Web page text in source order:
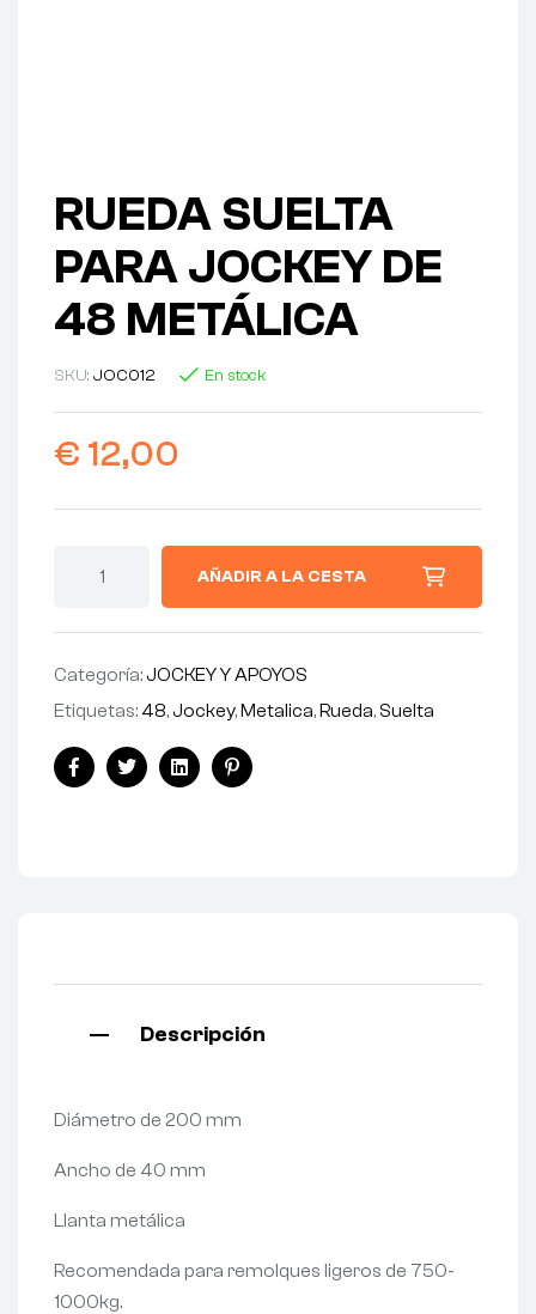
RUEDA SUELTA
PARA JOCKEY DE
48 METÁLICA
SKU: JOC012 En stock
€ 12,00
AÑADIR A LA CESTA
Categoría:JOCKEY Y APOYOS
Etiquetas: 48,Jockey,Metalica,Rueda, Suelta
FacebookTwitterLinkedinPinterest
Descripción
Diámetro de 200 mm
Ancho de 40 mm
Llanta metálica
Recomendada para remolques ligeros de 750-
1000kg.